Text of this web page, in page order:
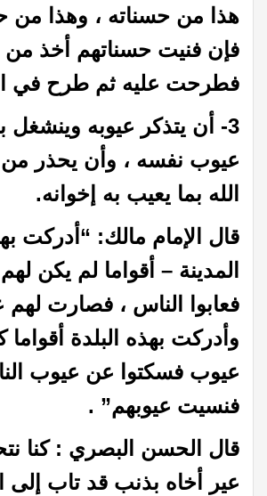
هذا من حسناته ، وهذا من
فإن فنيت حسناتهم أخذ من
فطرحت عليه ثم طرح في
3- أن يتذكر عيوبه وينشغل
عيوب نفسه ، وأن يحذر من
الله بما يعيب به إخوانه.
قال الإمام مالك: “أدركت
المدينة – أقواما لم يكن
فعابوا الناس ، فصارت لهم
وأدركت بهذه البلدة أقواما
عيوب فسكتوا عن عيوب
فنسيت عيوبهم” .
قال الحسن البصري : كنا
عير أخاه بذنب قد تاب إلى